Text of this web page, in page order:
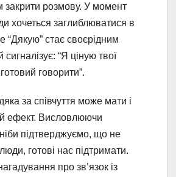
закрити розмову. У момент
хочеться заглиблюватися в
“Дякую” стає своєрідним
сигналізує: “Я ціную твої
говорити”.
за співчуття може мати і
ефект. Висловлюючи
підтверджуємо, що не
готові нас підтримати.
про зв’язок із